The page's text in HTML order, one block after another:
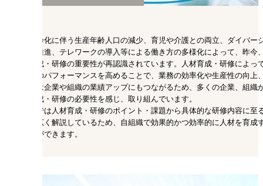
少子高齢化に伴う生産年齢人口の減少、育児や介護との両立、ダイバー
ティの推進、テレワークの導入等による働き方の多様化によって、昨今
人材育成・研修の重要性が再認識されています。人材育成・研修によっ
従業員のパフォーマンスを高めることで、業務の効率化や生産性の向上
ひいては企業や組織の業績アップにもつながるため、多くの企業、組織
人材育成・研修の必要性を感じ、取り組んでいます。
本研修では人材育成・研修のポイント・課題から具体的な研修内容に至
まで幅広く解説しているため、自組織で効果的かつ効率的に人材を育成
ることができます。